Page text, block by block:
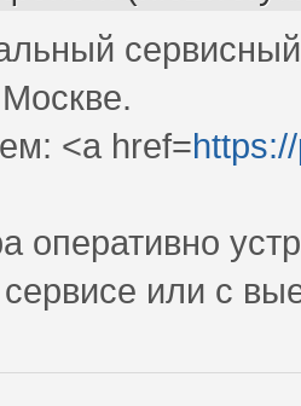
<a href=
оперативно
сервисе или с